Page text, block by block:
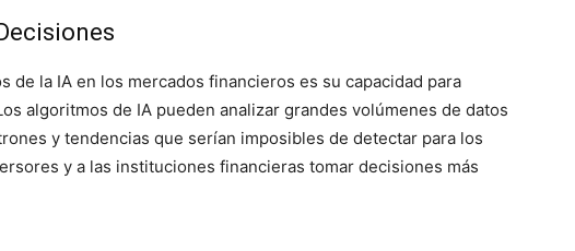
de la IA en los mercados financieros es su capacidad para
algoritmos de IA pueden analizar grandes volúmenes de datos
y tendencias que serían imposibles de detectar para los
y a las instituciones financieras tomar decisiones más